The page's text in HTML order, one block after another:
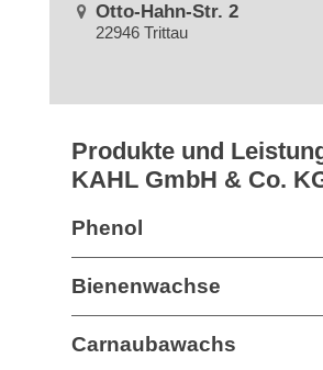
Otto-Hahn-Str. 2
22946 Trittau
Produkte und
KAHL GmbH & Co.
Phenol
Bienenwachse
Carnaubawachs